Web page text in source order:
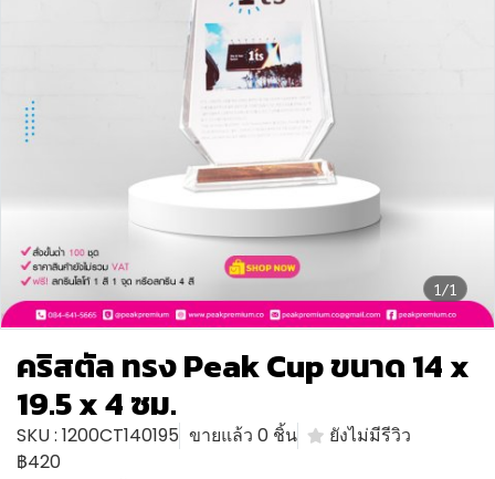
1/1
คริสตัล ทรง Peak Cup ขนาด 14 x
19.5 x 4 ซม.
SKU : 1200CT140195 ขายแล้ว 0 ชิ้น
ยังไม่มีรีวิว
฿420